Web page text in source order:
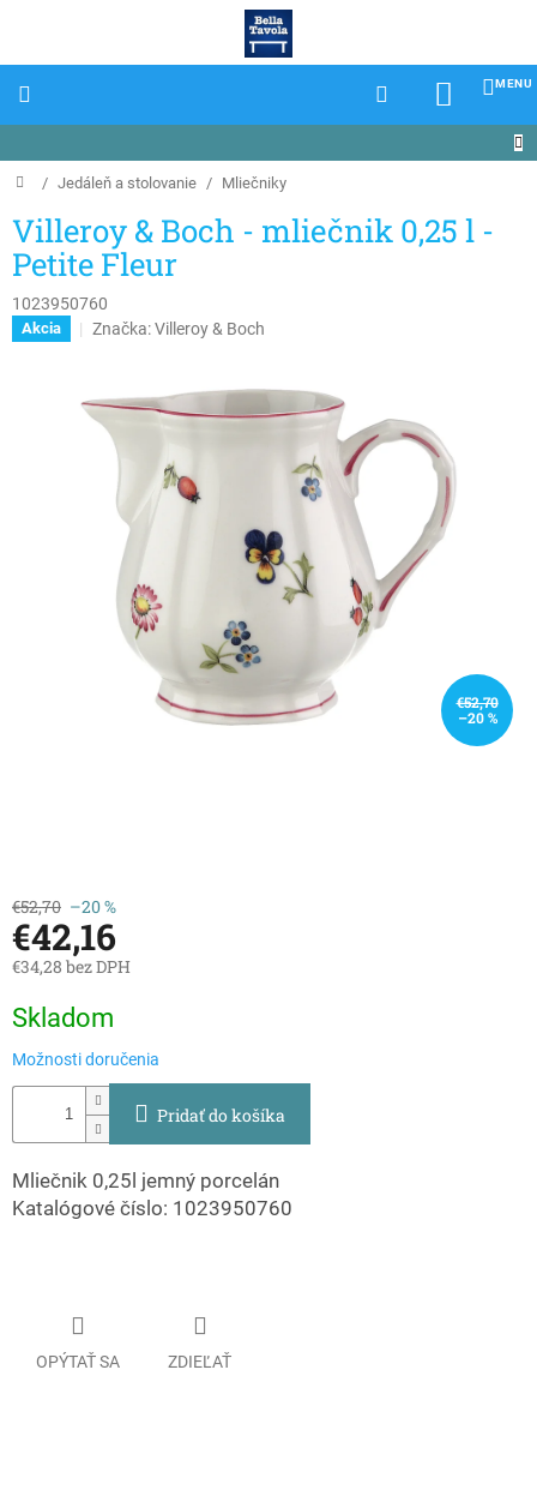
Domov
/ Jedáleň a stolovanie / Mliečniky
Villeroy & Boch - mliečnik 0,25 l -
Petite Fleur
1023950760
Akcia Značka:Villeroy & Boch
€52,70
–20 %
€52,70 –20 %
€42,16
€34,28 bez DPH
cena:
Skladom
Možnosti doručenia
Pridať do košíka
Mliečnik 0,25l jemný porcelán
Katalógové číslo: 1023950760
OPÝTAŤ SA ZDIEĽAŤ